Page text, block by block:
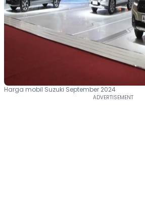
Harga mobil Suzuki September 2024